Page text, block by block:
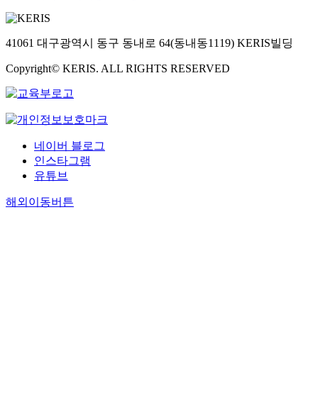
41061 대구광역시 동구 동내로 64(동내동1119) KERIS빌딩
Copyright© KERIS. ALL RIGHTS RESERVED
네이버 블로그
인스타그램
유튜브
해외이동버튼